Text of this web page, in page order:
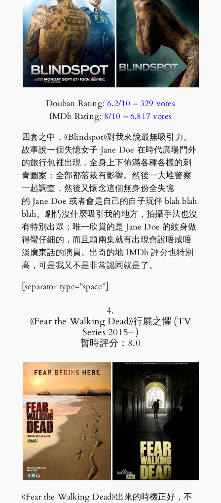
Douban Rating:6.2/10 – ‎329 votes
IMDb Rating: 8/10 – ‎6,817 votes
四套之中，《Blindspot》對我來說最無吸引力。
故事說一個失憶女子 Jane Doe 在時代廣場門外
的旅行包裡出現，全身上下佈滿各種各樣的刺
青圖案；全部都落栽有影響。然後一大堆警察
一起調查，然後又懷念這個無身份全失憶
的 Jane Doe 或者會是自己的自子玩伴 blah blah
blah。劇情沒什麼吸引我的地方，拍攝手法也沒
有特別出眾；唯一欣賞的是 Jane Doe 的紋身做
得蠻仔細的，而且頭兩集就有出現會說唔咸唔
淡廣東話的演員。出奇的地 IMDb 評分也特別
高，可是我又不是非常認同就是了。
[separator type=”space”]
4.
《Fear the Walking Dead》行屍之懼 (TV
Series 2015– )
暫時評分：8.0
《Fear the Walking Dead》出來的時機正好，不